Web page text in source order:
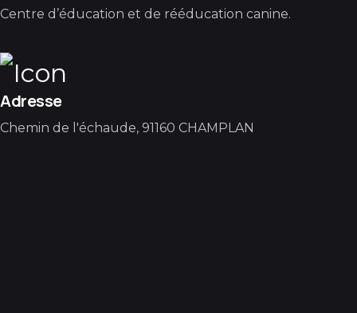
Centre d’éducation et de rééducation canine.
Adresse
Chemin de l'échaude, 91160 CHAMPLAN